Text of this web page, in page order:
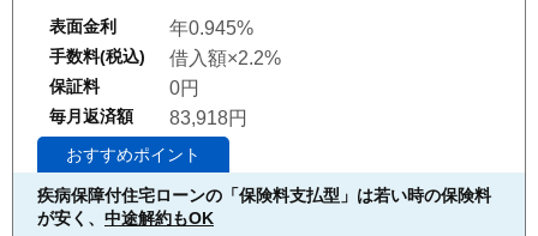
表面金利 年0.945%
手数料(税込) 借入額×2.2%
保証料 0円
毎月返済額 83,918円
おすすめポイント
疾病保障付住宅ローンの「保険料支払型」は若い時の保険料
が安く、 中途解約もOK